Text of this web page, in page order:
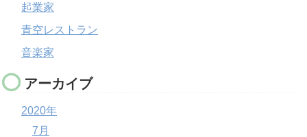
起業家
青空レストラン
音楽家
アーカイブ
2020年
7月